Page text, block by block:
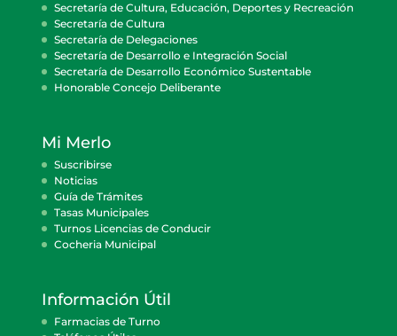
Secretaría de Cultura, Educación, Deportes y Recreación
Secretaría de Cultura
Secretaría de Delegaciones
Secretaría de Desarrollo e Integración Social
Secretaría de Desarrollo Económico Sustentable
Honorable Concejo Deliberante
Mi Merlo
Suscribirse
Noticias
Guía de Trámites
Tasas Municipales
Turnos Licencias de Conducir
Cocheria Municipal
Información Útil
Farmacias de Turno